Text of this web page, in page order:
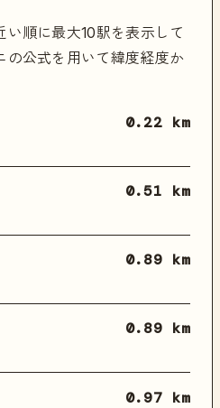
い順に最大10駅を表示して
の公式を用いて緯度経度か
0.22 km
0.51 km
0.89 km
0.89 km
0.97 km